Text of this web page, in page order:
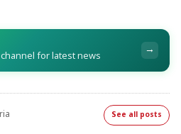
for latest news →
See all posts